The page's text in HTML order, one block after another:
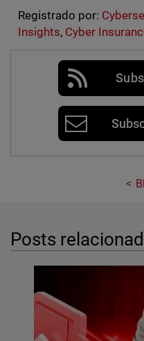
Registrado por:
Insights, Cyber
Posts